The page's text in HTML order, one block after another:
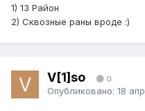
1) 13 Район
2) Сквозные раны вроде :)
V[1]so 0
Опубликовано: 18